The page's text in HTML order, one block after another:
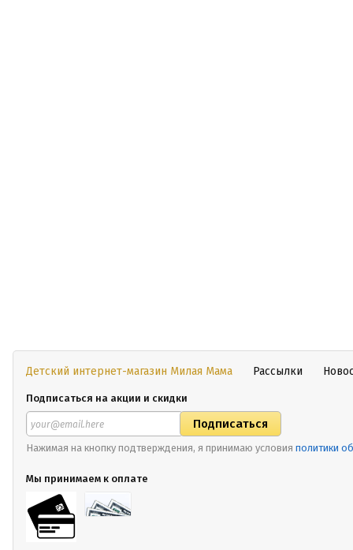
Детский интернет-магазин Милая Мама Рассылки
Подписаться на акции и скидки
Нажимая на кнопку подтверждения, я принимаю условия политики
Мы принимаем к оплате